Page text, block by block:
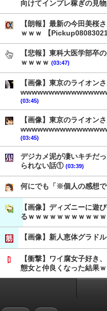
向けてインプレ稼ぎの見
【朗報】最新の今田美
ｗｗｗ 【
【悲報】東科大医学部卒
ｗｗｗｗ (03:47)
【画像】東京のライオン
(03:45)
【画像】東京のライオン
(03:45)
デジカメ泥が凄いキチだ
られない話① (03:39)
何にでも「※個人の感想
【画像】ディズニーに遊
るｗｗｗｗｗｗｗｗｗｗ
【画像】新人恵体グラド
【衝撃】ワイ腐女子好き
態女と仲良くなった結果